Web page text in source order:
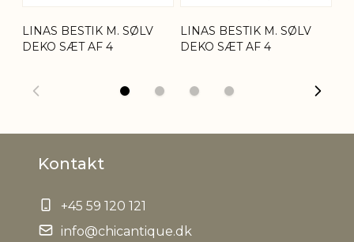
Bruttovægt
Nettovægt 0,170 kg
LINAS BESTIK M. SØLV
DEKO SÆT AF 4
LINAS BESTIK M. SØLV
DEKO SÆT AF 4
Kontakt
+45 59 120 121
info@chicantique.dk